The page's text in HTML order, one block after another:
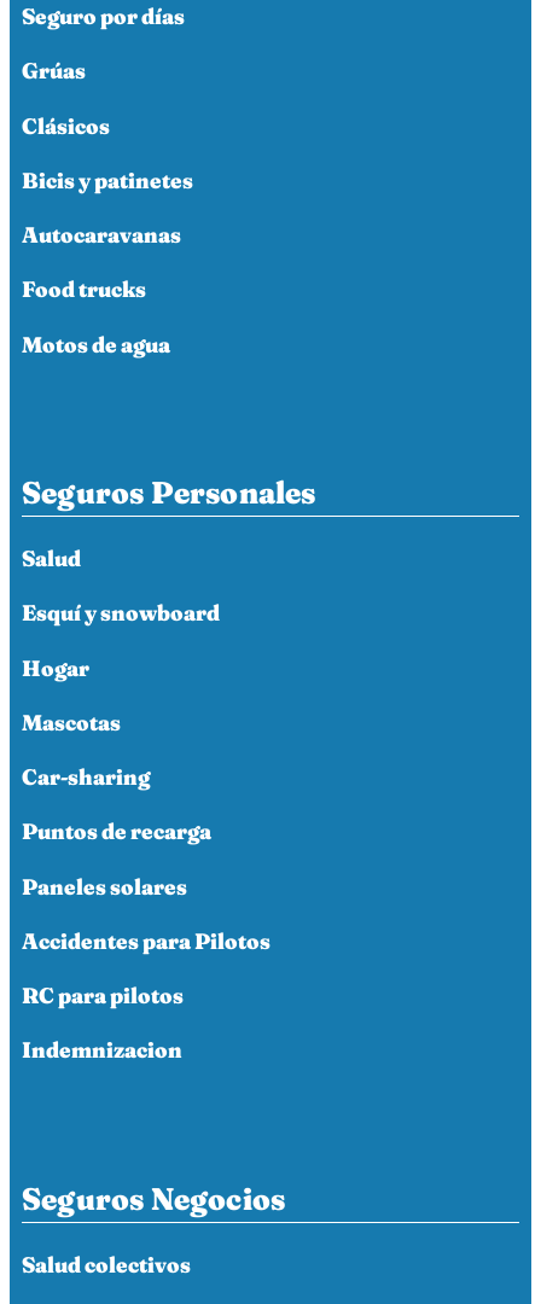
Seguro por días
Grúas
Clásicos
Bicis y patinetes
Autocaravanas
Food trucks
Motos de agua
Seguros Personales
Salud
Esquí y snowboard
Hogar
Mascotas
Car-sharing
Puntos de recarga
Paneles solares
Accidentes para Pilotos
RC para pilotos
Indemnizacion
Seguros Negocios
Salud colectivos